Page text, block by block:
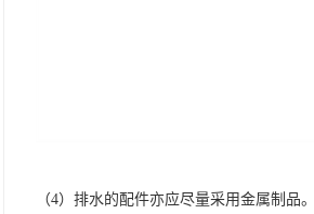
（4）排水的配件亦应尽量采用金属制品。